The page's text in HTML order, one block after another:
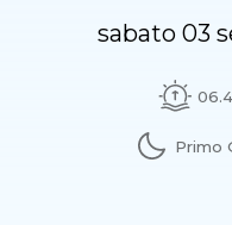
sabato 03
Primo